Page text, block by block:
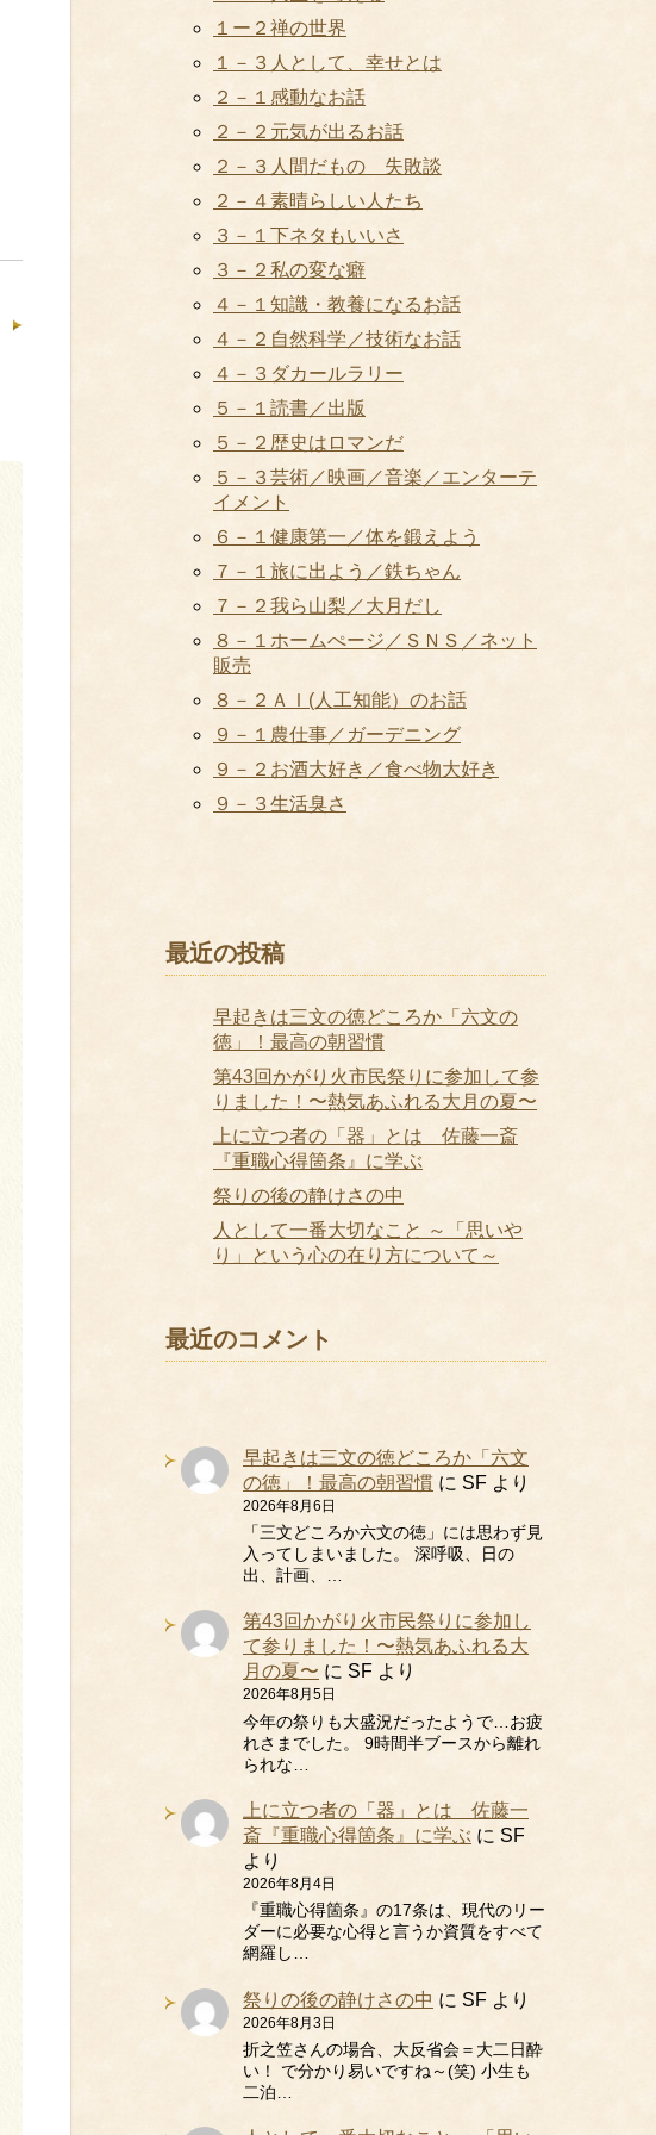
１ー２禅の世界
１－３人として、幸せとは
２－１感動なお話
２－２元気が出るお話
２－３人間だもの 失敗談
２－４素晴らしい人たち
３－１下ネタもいいさ
３－２私の変な癖
４－１知識・教養になるお話
４－２自然科学／技術なお話
４－３ダカールラリー
５－１読書／出版
５－２歴史はロマンだ
５－３芸術／映画／音楽／エンターテ
イメント
６－１健康第一／体を鍛えよう
７－１旅に出よう／鉄ちゃん
７－２我ら山梨／大月だし
８－１ホームぺージ／ＳＮＳ／ネット
販売
８－２ＡＩ(人工知能）のお話
９－１農仕事／ガーデニング
９－２お酒大好き／食べ物大好き
９－３生活臭さ
最近の投稿
早起きは三文の徳どころか「六文の
徳」！最高の朝習慣
第43回かがり火市民祭りに参加して参
りました！〜熱気あふれる大月の夏〜
上に立つ者の「器」とは 佐藤一斎
『重職心得箇条』に学ぶ
祭りの後の静けさの中
人として一番大切なこと ～「思いや
り」という心の在り方について～
最近のコメント
早起きは三文の徳どころか「六文
の徳」！最高の朝習慣 に SF より
2026年8月6日
「三文どころか六文の徳」には思わず見
入ってしまいました。 深呼吸、日の
出、計画、…
第43回かがり火市民祭りに参加し
て参りました！〜熱気あふれる大
月の夏〜 に SF より
2026年8月5日
今年の祭りも大盛況だったようで…お疲
れさまでした。 9時間半ブースから離れ
られな…
上に立つ者の「器」とは 佐藤一
斎『重職心得箇条』に学ぶ に SF
より
2026年8月4日
『重職心得箇条』の17条は、現代のリー
ダーに必要な心得と言うか資質をすべて
網羅し…
祭りの後の静けさの中 に SF より
2026年8月3日
折之笠さんの場合、大反省会＝大二日酔
い！ で分かり易いですね～(笑) 小生も
二泊…